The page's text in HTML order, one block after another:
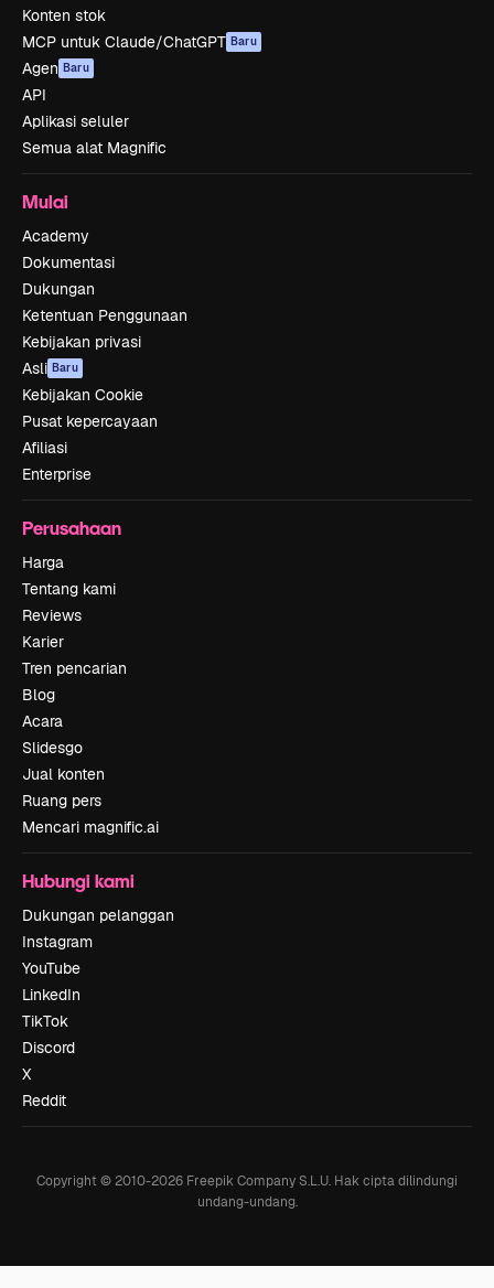
Konten stok
MCP untuk Claude/ChatGPT Baru
Agen Baru
API
Aplikasi seluler
Semua alat Magnific
Mulai
Academy
Dokumentasi
Dukungan
Ketentuan Penggunaan
Kebijakan privasi
Asli Baru
Kebijakan Cookie
Pusat kepercayaan
Afiliasi
Enterprise
Perusahaan
Harga
Tentang kami
Reviews
Karier
Tren pencarian
Blog
Acara
Slidesgo
Jual konten
Ruang pers
Mencari magnific.ai
Hubungi kami
Dukungan pelanggan
Instagram
YouTube
LinkedIn
TikTok
Discord
X
Reddit
Copyright © 2010-2026 Freepik Company S.L.U. Hak cipta dilindungi
undang-undang.